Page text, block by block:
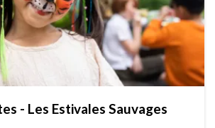
- Les Estivales Sauvages